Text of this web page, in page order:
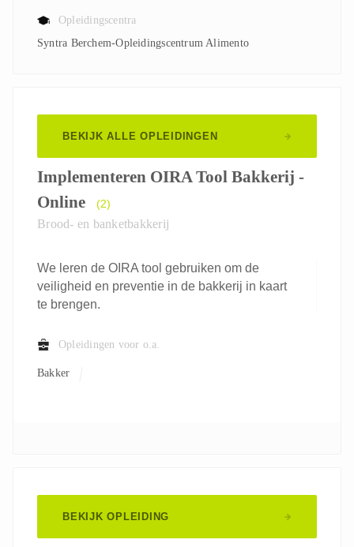
Opleidingscentra
Syntra Berchem-Opleidingscentrum Alimento
BEKIJK ALLE OPLEIDINGEN
Implementeren OIRA Tool Bakkerij -
Online
(2)
Brood- en banketbakkerij
We leren de OIRA tool gebruiken om de
veiligheid en preventie in de bakkerij in kaart
te brengen.
Opleidingen voor o.a.
Bakker
BEKIJK OPLEIDING